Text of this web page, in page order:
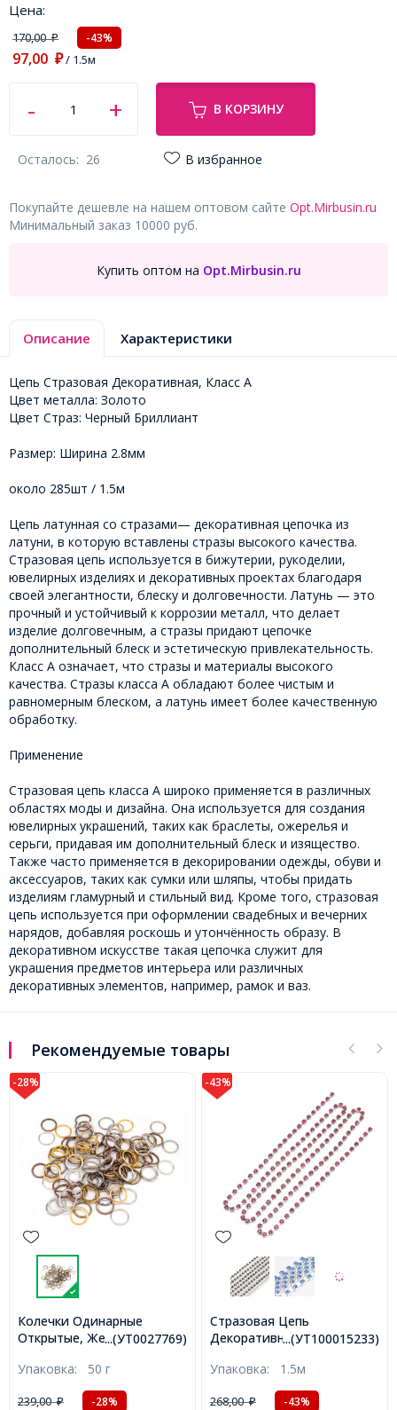
Цена:
170,00₽ -43%
97,00 ₽/ 1.5м
В КОРЗИНУ
Осталось: 26 В избранное
Покупайте дешевле на нашем оптовом сайте Opt.Mirbusin.ru
Минимальный заказ 10000 руб.
Купить оптом на Opt.Mirbusin.ru
Описание Характеристики
Цепь Стразовая Декоративная, Класс А
Цвет металла: Золото
Цвет Страз: Черный Бриллиант
Размер: Ширина 2.8мм
около 285шт / 1.5м
Цепь латунная со стразами— декоративная цепочка из
латуни, в которую вставлены стразы высокого качества.
Стразовая цепь используется в бижутерии, рукоделии,
ювелирных изделиях и декоративных проектах благодаря
своей элегантности, блеску и долговечности. Латунь — это
прочный и устойчивый к коррозии металл, что делает
изделие долговечным, а стразы придают цепочке
дополнительный блеск и эстетическую привлекательность.
Класс А означает, что стразы и материалы высокого
качества. Стразы класса А обладают более чистым и
равномерным блеском, а латунь имеет более качественную
обработку.
Применение
Стразовая цепь класса А широко применяется в различных
областях моды и дизайна. Она используется для создания
ювелирных украшений, таких как браслеты, ожерелья и
серьги, придавая им дополнительный блеск и изящество.
Также часто применяется в декорировании одежды, обуви и
аксессуаров, таких как сумки или шляпы, чтобы придать
изделиям гламурный и стильный вид. Кроме того, стразовая
цепь используется при оформлении свадебных и вечерних
нарядов, добавляя роскошь и утончённость образу. В
декоративном искусстве такая цепочка служит для
украшения предметов интерьера или различных
декоративных элементов, например, рамок и ваз.
Рекомендуемые товары
-28%
...(УТ0027769)
Колечки Одинарные
Открытые, Железные,
Диаметр 5.6мм, около
470шт/50г, (УТ0027769)
Упаковка: 50 г
239,00₽ -28%
-43%
...(УТ100015233)
Стразовая Цепь
Декоративная, Класс А,
2.8мм, около 285шт/1.5м,
(УТ100015233)
Упаковка: 1.5м
268,00₽ -43%